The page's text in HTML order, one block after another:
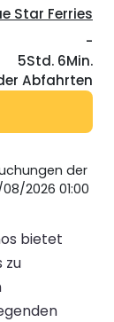
Star Ferries
-
5Std. 6Min.
Abfahrten
der
2026 01:00
bietet
zu